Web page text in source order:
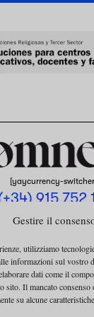
Gestire il
utilizziamo
informazioni sul vostro
dati come il
sito. Il mancato consenso
su alcune
[yaycurrency-
915 752